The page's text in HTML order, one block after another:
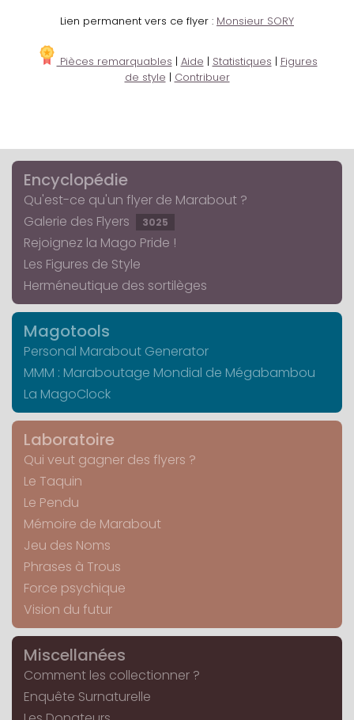
Lien permanent vers ce flyer : Monsieur SORY
Pièces remarquables | Aide | Statistiques | Figures
de style | Contribuer
Encyclopédie
Qu'est-ce qu'un flyer de Marabout ?
Galerie des Flyers
3025
Rejoignez la Mago Pride !
Les Figures de Style
Herméneutique des sortilèges
Magotools
Personal Marabout Generator
MMM : Maraboutage Mondial de Mégabambou
La MagoClock
Laboratoire
Qui veut gagner des flyers ?
Le Taquin
Le Pendu
Mémoire de Marabout
Jeu des Noms
Phrases à Trous
Force psychique
Vision du futur
Miscellanées
Comment les collectionner ?
Enquête Surnaturelle